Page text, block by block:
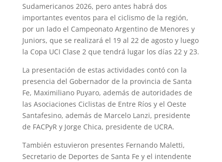
Sudamericanos 2026, pero antes habrá dos
importantes eventos para el ciclismo de la región,
por un lado el Campeonato Argentino de Menores y
Juniors, que se realizará el 19 al 22 de agosto y luego
la Copa UCI Clase 2 que tendrá lugar los días 22 y 23.
La presentación de estas actividades contó con la
presencia del Gobernador de la provincia de Santa
Fe, Maximiliano Puyaro, además de autoridades de
las Asociaciones Ciclistas de Entre Ríos y el Oeste
Santafesino, además de Marcelo Lanzi, presidente
de FACPyR y Jorge Chica, presidente de UCRA.
También estuvieron presentes Fernando Maletti,
Secretario de Deportes de Santa Fe y el intendente